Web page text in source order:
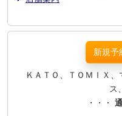
新規予
ＫＡＴＯ、ＴＯＭＩＸ
ス
・・・